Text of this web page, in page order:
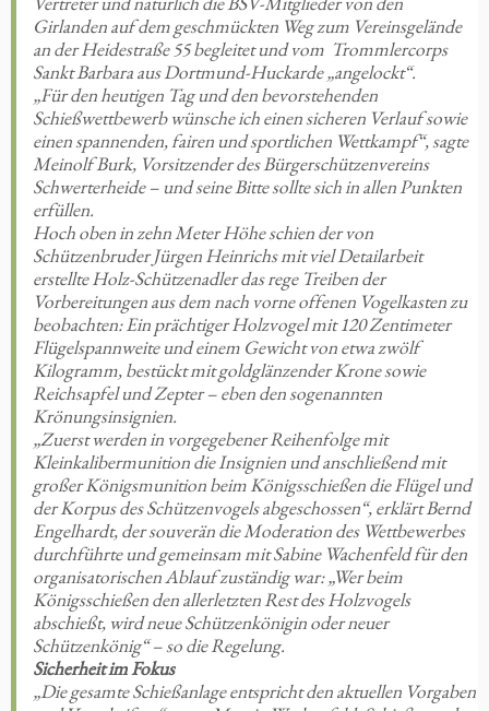
Girlanden auf dem geschmückten Weg zum Vereinsgelände
an der Heidestraße 55 begleitet und vom Trommlercorps
Sankt Barbara aus Dortmund-Huckarde „angelockt“.
„Für den heutigen Tag und den bevorstehenden
Schießwettbewerb wünsche ich einen sicheren Verlauf sowie
einen spannenden, fairen und sportlichen Wettkampf“, sagte
Meinolf Burk, Vorsitzender des Bürgerschützenvereins
Schwerterheide – und seine Bitte sollte sich in allen Punkten
erfüllen.
Hoch oben in zehn Meter Höhe schien der von
Schützenbruder Jürgen Heinrichs mit viel Detailarbeit
erstellte Holz-Schützenadler das rege Treiben der
Vorbereitungen aus dem nach vorne offenen Vogelkasten zu
beobachten: Ein prächtiger Holzvogel mit 120 Zentimeter
Flügelspannweite und einem Gewicht von etwa zwölf
Kilogramm, bestückt mit goldglänzender Krone sowie
Reichsapfel und Zepter – eben den sogenannten
Krönungsinsignien.
„Zuerst werden in vorgegebener Reihenfolge mit
Kleinkalibermunition die Insignien und anschließend mit
großer Königsmunition beim Königsschießen die Flügel und
der Korpus des Schützenvogels abgeschossen“, erklärt Bernd
Engelhardt, der souverän die Moderation des Wettbewerbes
durchführte und gemeinsam mit Sabine Wachenfeld für den
organisatorischen Ablauf zuständig war: „Wer beim
Königsschießen den allerletzten Rest des Holzvogels
abschießt, wird neue Schützenkönigin oder neuer
Schützenkönig“ – so die Regelung.
Sicherheit im Fokus
„Die gesamte Schießanlage entspricht den aktuellen Vorgaben